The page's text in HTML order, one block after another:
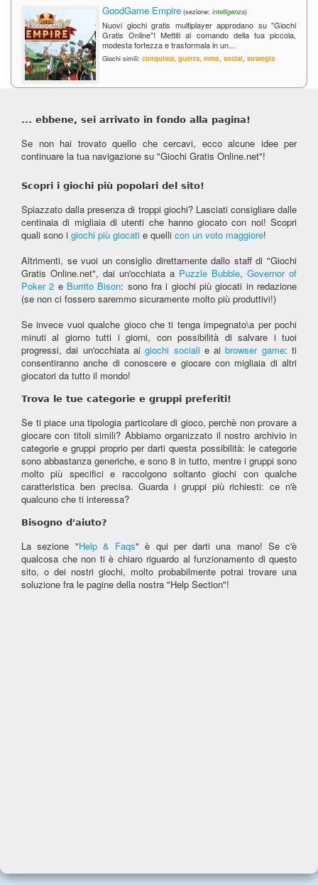
GoodGame Empire (sezione: intelligenza)
Nuovi giochi gratis multiplayer approdano su "Giochi
Gratis Online"! Mettiti al comando della tua piccola,
modesta fortezza e trasformala in un...
Giochi simili: conquista, guerra, mmo, social, strategia
... ebbene, sei arrivato in fondo alla pagina!
Se non hai trovato quello che cercavi, ecco alcune idee per
continuare la tua navigazione su "Giochi Gratis Online.net"!
Scopri i giochi più popolari del sito!
Spiazzato dalla presenza di troppi giochi? Lasciati consigliare dalle
centinaia di migliaia di utenti che hanno giocato con noi! Scopri
quali sono i giochi più giocati e quelli con un voto maggiore!
Altrimenti, se vuoi un consiglio direttamente dallo staff di "Giochi
Gratis Online.net", dai un'occhiata a Puzzle Bubble, Governor of
Poker 2 e Burrito Bison: sono fra i giochi più giocati in redazione
(se non ci fossero saremmo sicuramente molto più produttivi!)
Se invece vuoi qualche gioco che ti tenga impegnato\a per pochi
minuti al giorno tutti i giorni, con possibilità di salvare i tuoi
progressi, dai un'occhiata aigiochi socialie aibrowser game: ti
consentiranno anche di conoscere e giocare con migliaia di altri
giocatori da tutto il mondo!
Trova le tue categorie e gruppi preferiti!
Se ti piace una tipologia particolare di gioco, perchè non provare a
giocare con titoli simili? Abbiamo organizzato il nostro archivio in
categorie e gruppi proprio per darti questa possibilità: le categorie
sono abbastanza generiche, e sono 8 in tutto, mentre i gruppi sono
molto più specifici e raccolgono soltanto giochi con qualche
caratteristica ben precisa. Guarda i gruppi più richiesti: ce n'è
qualcuno che ti interessa?
Bisogno d'aiuto?
La sezione "Help & Faqs" è qui per darti una mano! Se c'è
qualcosa che non ti è chiaro riguardo al funzionamento di questo
sito, o dei nostri giochi, molto probabilmente potrai trovare una
soluzione fra le pagine della nostra "Help Section"!